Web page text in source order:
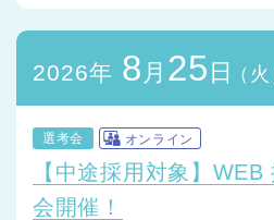
2026年 8 月 25 日 （火
選考会 オンライン
【中途採用対象】
会開催！